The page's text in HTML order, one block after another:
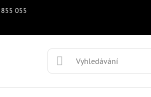
055